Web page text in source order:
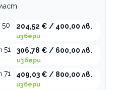
204,52 € / 400,00 лв.
избери
306,78 € / 600,00 лв.
избери
409,03 € / 800,00 лв.
избери